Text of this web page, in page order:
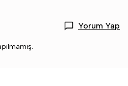
Yorum Yap